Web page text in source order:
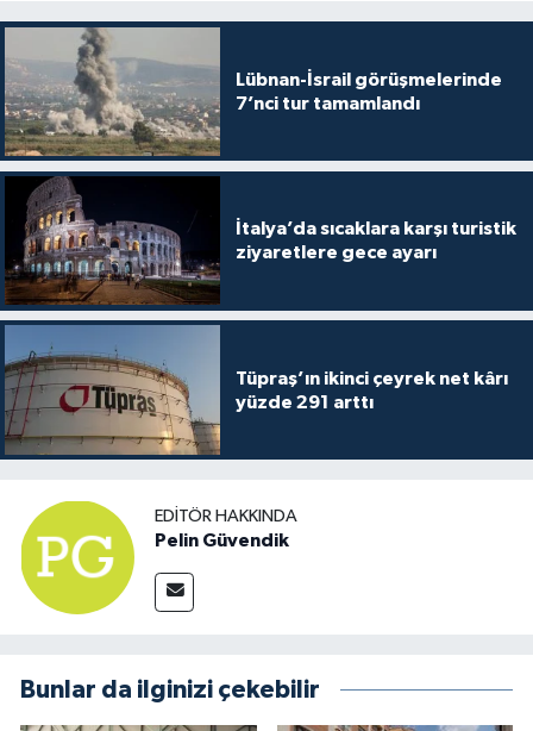
Lübnan-İsrail görüşmelerinde
7’nci tur tamamlandı
İtalya’da sıcaklara karşı turistik
ziyaretlere gece ayarı
Tüpraş’ın ikinci çeyrek net kârı
yüzde 291 arttı
EDITÖR HAKKINDA
Pelin Güvendik
Bunlar da ilginizi çekebilir